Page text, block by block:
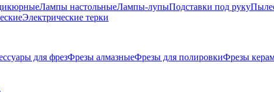
Лампы настольныеЛампы-лупыПодставки под руку
Электрические терки
для фрезФрезы алмазныеФрезы для полировкиФрезы